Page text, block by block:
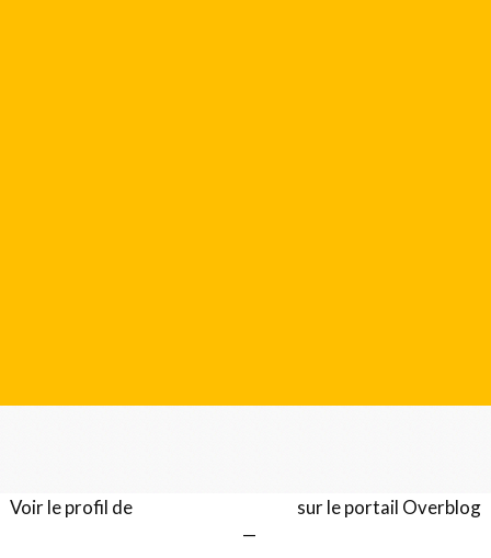
Voir le profil de sur le portail Overblog